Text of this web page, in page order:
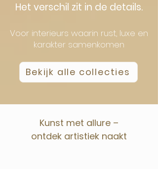
Het verschil zit in de details.
Voor interieurs waarin rust, luxe en
karakter samenkomen
Bekijk alle collecties
Kunst met allure –
ontdek artistiek naakt